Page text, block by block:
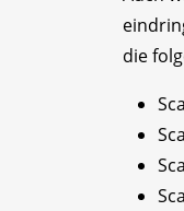
die